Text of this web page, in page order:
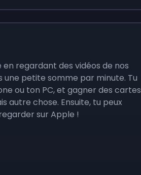
regardant des vidéos de nos
petite somme par minute. Tu
ou ton PC, et gagner des cartes
autre chose. Ensuite, tu peux
sur Apple !